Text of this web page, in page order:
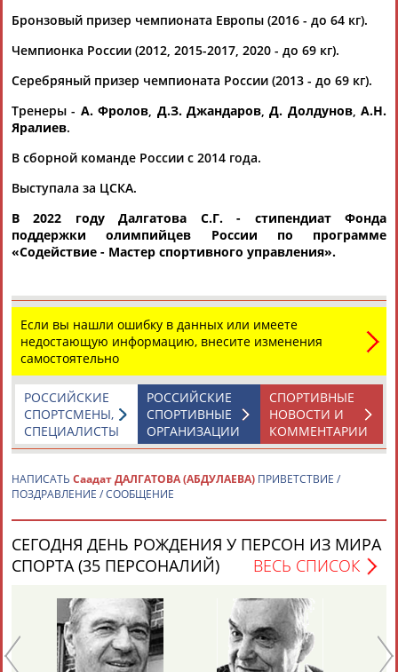
ТАБЛО АКТИВНОСТИ
ЦЕЛИ ПРОЕКТА КОНТАКТЫ НАШИ КНОПКИ
Вопросы сотрудничества и совместной деятельностиinform@infosport.ru
Стадион, 1998-2026
Разработка и поддержка ООО НАИТ «Стадион»
Подпишись
Бронзовый призер чемпионата Европы (2016 - до 64 кг).
Чемпионка России (2012, 2015-2017, 2020 - до 69 кг).
Серебряный призер чемпионата России (2013 - до 69 кг).
Тренеры - А. Фролов, Д.З. Джандаров,Д. Долдунов, А.Н.
Яралиев.
В сборной команде России с 2014 года.
Выступала за ЦСКА.
В 2022 году Далгатова С.Г. - стипендиат Фонда
поддержки олимпийцев России по программе
«Содействие - Мастер спортивного управления».
Если вы нашли ошибку в данных или имеете
недостающую информацию, внесите изменения
самостоятельно
СПОРТИВНЫЕ
НОВОСТИ И
КОММЕНТАРИИ
РОССИЙСКИЕ
СПОРТИВНЫЕ
ОРГАНИЗАЦИИ
РОССИЙСКИЕ
СПОРТСМЕНЫ,
СПЕЦИАЛИСТЫ
НАПИСАТЬ Саадат ДАЛГАТОВА (АБДУЛАЕВА) ПРИВЕТСТВИЕ /
ПОЗДРАВЛЕНИЕ / СООБЩЕНИЕ
СЕГОДНЯ ДЕНЬ РОЖДЕНИЯ У ПЕРСОН ИЗ МИРА
СПОРТА (35 ПЕРСОНАЛИЙ)
ВЕСЬ СПИСОК